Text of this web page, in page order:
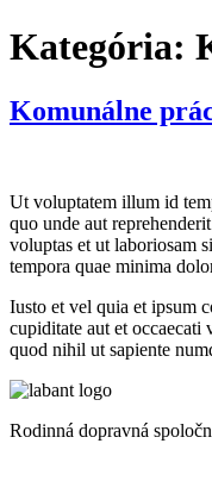
Kategória:
Komunálne
Ut voluptatem illum id
quo unde aut
voluptas et ut laboriosam
tempora quae minima
Iusto et vel quia et ipsum
cupiditate aut et
quod nihil ut sapiente
Rodinná dopravná